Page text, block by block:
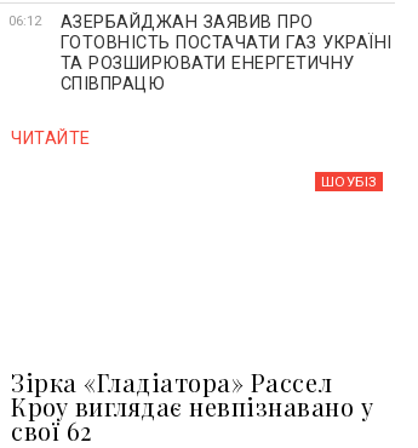
06:12
АЗЕРБАЙДЖАН ЗАЯВИВ ПРО
ГОТОВНІСТЬ ПОСТАЧАТИ ГАЗ УКРАЇНІ
ТА РОЗШИРЮВАТИ ЕНЕРГЕТИЧНУ
СПІВПРАЦЮ
ЧИТАЙТЕ
ШОУБIЗ
Зірка «Гладіатора» Рассел
Кроу виглядає невпізнавано у
свої 62